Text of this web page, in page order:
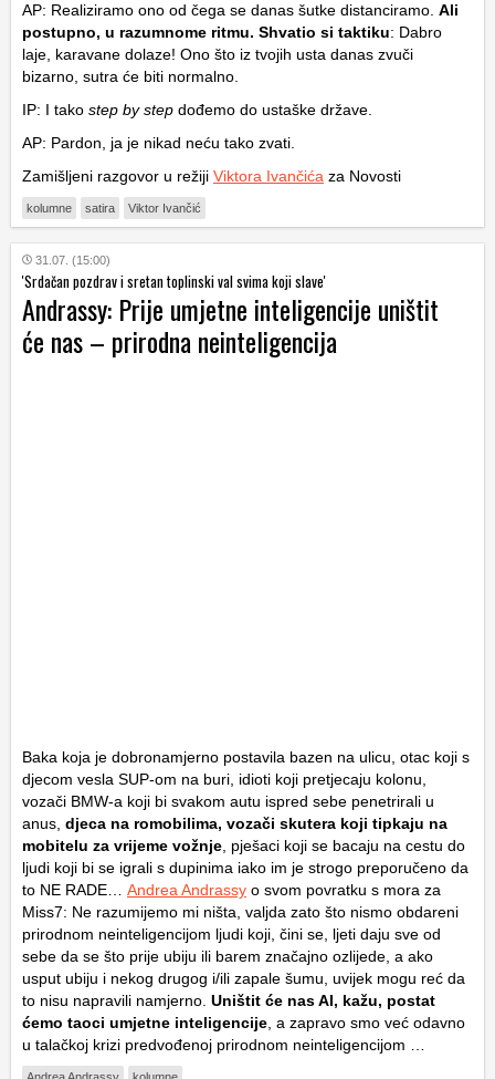
AP: Realiziramo ono od čega se danas šutke distanciramo. Ali
postupno, u razumnome ritmu. Shvatio si taktiku: Dabro
laje, karavane dolaze! Ono što iz tvojih usta danas zvuči
bizarno, sutra će biti normalno.
IP: I tako step by step dođemo do ustaške države.
AP: Pardon, ja je nikad neću tako zvati.
Zamišljeni razgovor u režiji Viktora Ivančića za Novosti
kolumne satira Viktor Ivančić
31.07. (15:00)
'Srdačan pozdrav i sretan toplinski val svima koji slave'
Andrassy: Prije umjetne inteligencije uništit
će nas – prirodna neinteligencija
Baka koja je dobronamjerno postavila bazen na ulicu, otac koji s
djecom vesla SUP-om na buri, idioti koji pretjecaju kolonu,
vozači BMW-a koji bi svakom autu ispred sebe penetrirali u
anus, djeca na romobilima, vozači skutera koji tipkaju na
mobitelu za vrijeme vožnje , pješaci koji se bacaju na cestu do
ljudi koji bi se igrali s dupinima iako im je strogo preporučeno da
to NE RADE… Andrea Andrassy o svom povratku s mora za
Miss7: Ne razumijemo mi ništa, valjda zato što nismo obdareni
prirodnom neinteligencijom ljudi koji, čini se, ljeti daju sve od
sebe da se što prije ubiju ili barem značajno ozlijede, a ako
usput ubiju i nekog drugog i/ili zapale šumu, uvijek mogu reć da
to nisu napravili namjerno. Uništit će nas AI, kažu, postat
ćemo taoci umjetne inteligencije , a zapravo smo već odavno
u talačkoj krizi predvođenoj prirodnom neinteligencijom …